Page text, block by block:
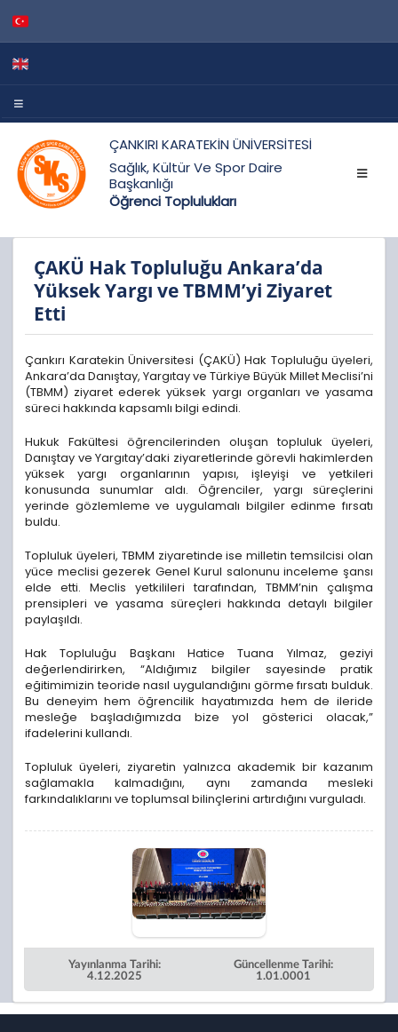
ÇANKIRI KARATEKİN ÜNİVERSİTESİ
Sağlık, Kültür Ve Spor Daire
Başkanlığı
Öğrenci Toplulukları
ÇAKÜ Hak Topluluğu Ankara’da
Yüksek Yargı ve TBMM’yi Ziyaret
Etti
Çankırı Karatekin Üniversitesi (ÇAKÜ) Hak Topluluğu üyeleri,
Ankara’da Danıştay, Yargıtay ve Türkiye Büyük Millet Meclisi’ni
(TBMM) ziyaret ederek yüksek yargı organları ve yasama
süreci hakkında kapsamlı bilgi edindi.
Hukuk Fakültesi öğrencilerinden oluşan topluluk üyeleri,
Danıştay ve Yargıtay’daki ziyaretlerinde görevli hakimlerden
yüksek yargı organlarının yapısı, işleyişi ve yetkileri
konusunda sunumlar aldı. Öğrenciler, yargı süreçlerini
yerinde gözlemleme ve uygulamalı bilgiler edinme fırsatı
buldu.
Topluluk üyeleri, TBMM ziyaretinde ise milletin temsilcisi olan
yüce meclisi gezerek Genel Kurul salonunu inceleme şansı
elde etti. Meclis yetkilileri tarafından, TBMM’nin çalışma
prensipleri ve yasama süreçleri hakkında detaylı bilgiler
paylaşıldı.
Hak Topluluğu Başkanı Hatice Tuana Yılmaz, geziyi
değerlendirirken, “Aldığımız bilgiler sayesinde pratik
eğitimimizin teoride nasıl uygulandığını görme fırsatı bulduk.
Bu deneyim hem öğrencilik hayatımızda hem de ileride
mesleğe başladığımızda bize yol gösterici olacak,”
ifadelerini kullandı.
Topluluk üyeleri, ziyaretin yalnızca akademik bir kazanım
sağlamakla kalmadığını, aynı zamanda mesleki
farkındalıklarını ve toplumsal bilinçlerini artırdığını vurguladı.
Yayınlanma Tarihi:
4.12.2025
Güncellenme Tarihi:
1.01.0001